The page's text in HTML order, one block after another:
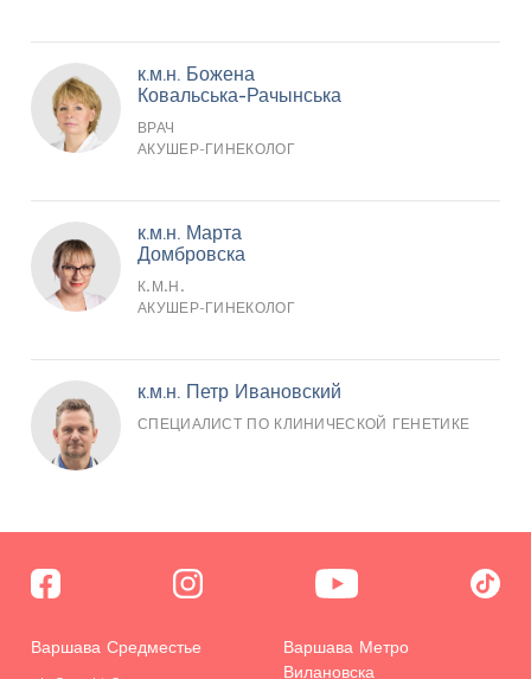
к.м.н. Божена
Ковальська-Рачынська
ВРАЧ
АКУШЕР-ГИНЕКОЛОГ
к.м.н. Марта
Домбровска
К.М.Н.
АКУШЕР-ГИНЕКОЛОГ
к.м.н. Петр Ивановский
СПЕЦИАЛИСТ ПО КЛИНИЧЕСКОЙ ГЕНЕТИКЕ
Варшава Средместье
Варшава Метро
Вилановска